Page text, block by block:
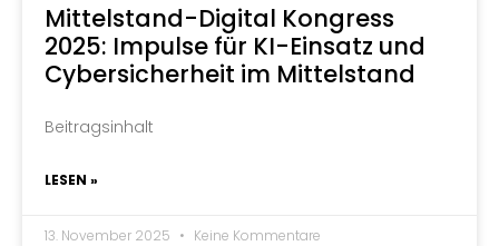
Mittelstand-Digital Kongress
2025: Impulse für KI-Einsatz und
Cybersicherheit im Mittelstand
Beitragsinhalt
LESEN »
13. November 2025 Keine Kommentare